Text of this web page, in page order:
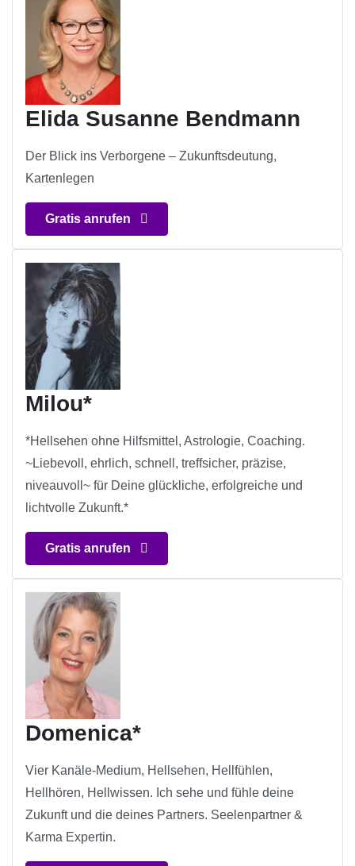
Elida Susanne Bendmann
Der Blick ins Verborgene – Zukunftsdeutung,
Kartenlegen
Gratis anrufen
Milou*
*Hellsehen ohne Hilfsmittel, Astrologie, Coaching.
~Liebevoll, ehrlich, schnell, treffsicher, präzise,
niveauvoll~ für Deine glückliche, erfolgreiche und
lichtvolle Zukunft.*
Gratis anrufen
Domenica*
Vier Kanäle-Medium, Hellsehen, Hellfühlen,
Hellhören, Hellwissen. Ich sehe und fühle deine
Zukunft und die deines Partners. Seelenpartner &
Karma Expertin.